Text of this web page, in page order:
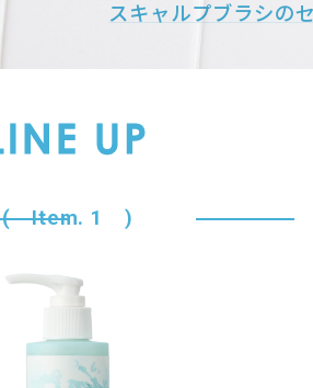
スキャルプブラシの
( Item. 1 )